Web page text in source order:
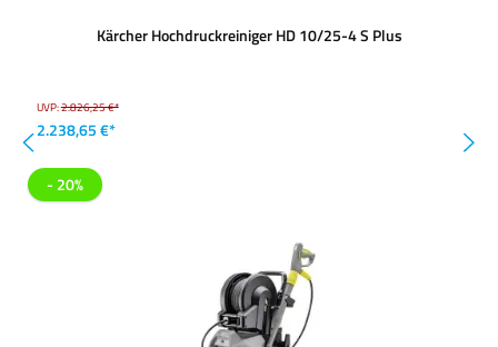
Kärcher Hochdruckreiniger HD 10/25-4 S Plus
UVP:2.826,25 €*
2.238,65 €*
- 20%